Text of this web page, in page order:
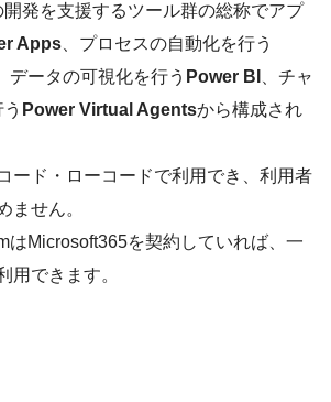
発を支援するツール群の総称でアプ
Apps 、プロセスの自動化を行う
、データの可視化を行う Power BI
、チャ
Power Virtual Agentsから構成され
ード・ローコードで利用でき、利用者
ません。
はMicrosoft365を契約していれば、一
用できます。